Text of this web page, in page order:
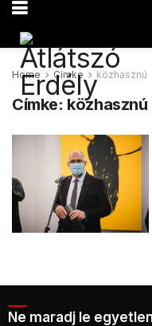
Home Címke közhasznú
Címke: közhasznú
Ne maradj le